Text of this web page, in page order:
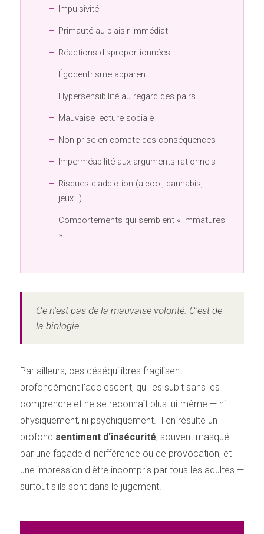
Impulsivité
Primauté au plaisir immédiat
Réactions disproportionnées
Égocentrisme apparent
Hypersensibilité au regard des pairs
Mauvaise lecture sociale
Non-prise en compte des conséquences
Imperméabilité aux arguments rationnels
Risques d'addiction (alcool, cannabis,
jeux…)
Comportements qui semblent « immatures
»
Ce n'est pas de la mauvaise volonté. C'est de
la biologie.
Par ailleurs, ces déséquilibres fragilisent
profondément l'adolescent, qui les subit sans les
comprendre et ne se reconnaît plus lui-même — ni
physiquement, ni psychiquement. Il en résulte un
profond sentiment d'insécurité, souvent masqué
par une façade d'indifférence ou de provocation, et
une impression d'être incompris par tous les adultes —
surtout s'ils sont dans le jugement.